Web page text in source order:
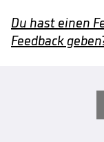
Du hast einen
Feedback